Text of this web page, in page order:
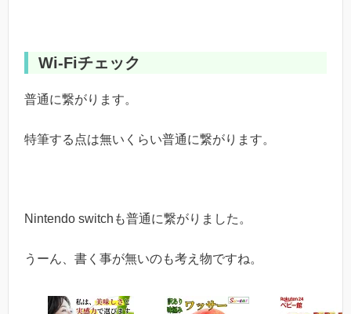
Wi-Fiチェック
普通に繋がります。
特筆する点は無いくらい普通に繋がります。
Nintendo switchも普通に繋がりました。
うーん、書く事が無いのも考え物ですね。